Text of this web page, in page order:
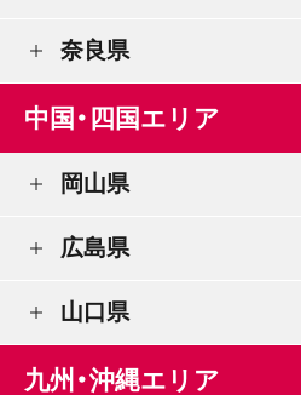
奈良県
中国・四国エリア
岡山県
広島県
山口県
九州・沖縄エリア